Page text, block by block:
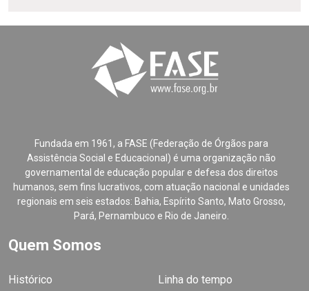
Fundada em 1961, a FASE (Federação de Órgãos para
Assistência Social e Educacional) é uma organização não
governamental de educação popular e defesa dos direitos
humanos, sem fins lucrativos, com atuação nacional e unidades
regionais em seis estados: Bahia, Espírito Santo, Mato Grosso,
Pará, Pernambuco e Rio de Janeiro.
Quem Somos
Histórico
Linha do tempo